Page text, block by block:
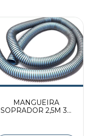
MANGUEIRA
SOPRADOR 2,5M 38